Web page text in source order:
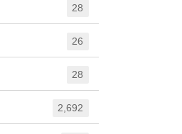
28
26
28
2,692